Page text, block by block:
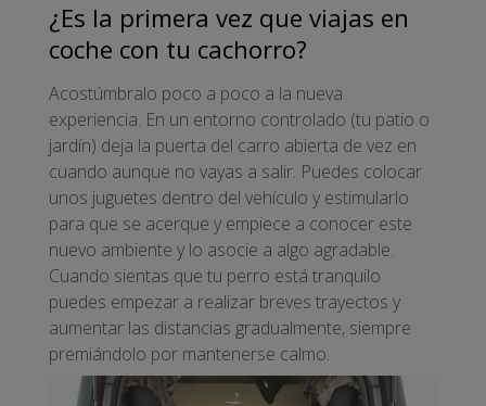
¿Es la primera vez que viajas en
coche con tu cachorro?
Acostúmbralo poco a poco a la nueva
experiencia. En un entorno controlado (tu patio o
jardín) deja la puerta del carro abierta de vez en
cuando aunque no vayas a salir. Puedes colocar
unos juguetes dentro del vehículo y estimularlo
para que se acerque y empiece a conocer este
nuevo ambiente y lo asocie a algo agradable.
Cuando sientas que tu perro está tranquilo
puedes empezar a realizar breves trayectos y
aumentar las distancias gradualmente, siempre
premiándolo por mantenerse calmo.